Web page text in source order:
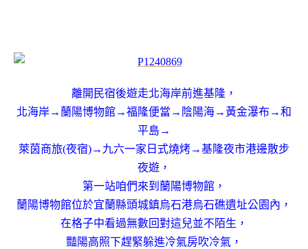
離開民宿後遊走北海岸前進基隆，
北海岸→蘭陽博物館→福隆便當→陰陽海→黃金瀑布→和
平島→
萊茵商旅(夜宿)→九六一家日式燒烤→基隆夜市港邊散步
夜遊，
第一站咱們來到蘭陽博物館，
蘭陽博物館位於宜蘭縣頭城鎮烏石港烏石礁遺址公園內，
在格子中看過無數回對這兒並不陌生，
豔陽高照下趕緊躲進冷氣房吹冷氣，